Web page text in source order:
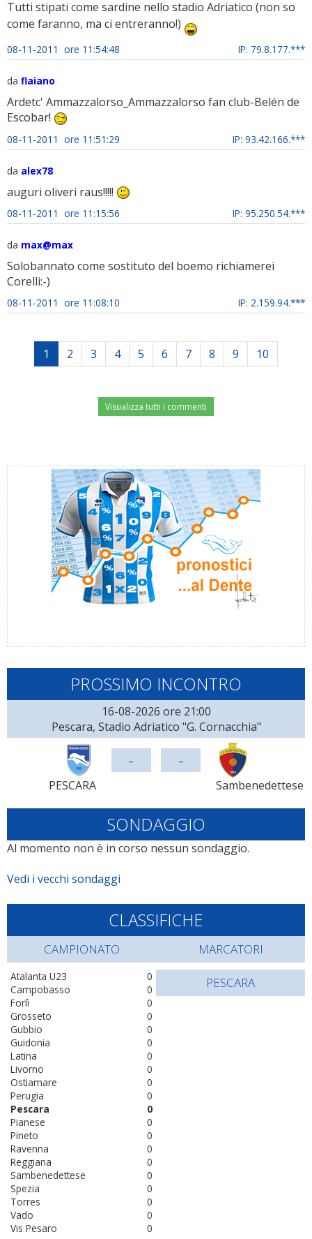
Tutti stipati come sardine nello stadio Adriatico (non so
come faranno, ma ci entreranno!)
08-11-2011 ore 11:54:48 IP: 79.8.177.***
da flaiano
Ardetc' Ammazzalorso_Ammazzalorso fan club-Belén de
Escobar!
08-11-2011 ore 11:51:29 IP: 93.42.166.***
da alex78
auguri oliveri raus!!!!!
08-11-2011 ore 11:15:56 IP: 95.250.54.***
da max@max
Solobannato come sostituto del boemo richiamerei
Corelli:-)
08-11-2011 ore 11:08:10 IP: 2.159.94.***
1 2 3 4 5 6 7 8 9 10
Visualizza tutti i commenti
PROSSIMO INCONTRO
16-08-2026 ore 21:00
Pescara, Stadio Adriatico "G. Cornacchia"
PESCARA
- -
Sambenedettese
SONDAGGIO
Al momento non è in corso nessun sondaggio.
Vedi i vecchi sondaggi
CLASSIFICHE
CAMPIONATO
0
Atalanta U23
0
Campobasso
0
Forlì
0
Grosseto
0
Gubbio
0
Guidonia
0
Latina
0
Livorno
0
Ostiamare
0
Perugia
0
Pescara
0
Pianese
0
Pineto
0
Ravenna
0
Reggiana
0
Sambenedettese
0
Spezia
0
Torres
0
Vado
0
Vis Pesaro
MARCATORI
PESCARA